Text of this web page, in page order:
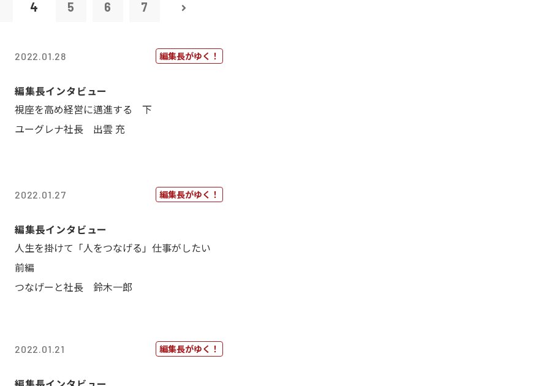
4 5 6 7
2022.01.28 編集長がゆく！
編集長インタビュー
視座を高め経営に邁進する 下
ユーグレナ社長 出雲 充
2022.01.27 編集長がゆく！
編集長インタビュー
人生を掛けて「人をつなげる」仕事がしたい
前編
つなげーと社長 鈴木一郎
2022.01.21 編集長がゆく！